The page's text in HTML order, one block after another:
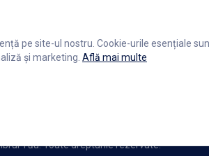
Tău. Toate drepturile rezervate.
pe site-ul nostru. Cookie-urile esențiale
și marketing. Află mai multe